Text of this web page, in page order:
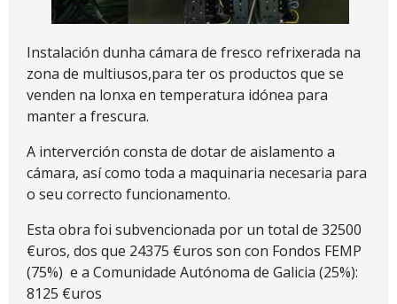
Instalación dunha cámara de fresco refrixerada na
zona de multiusos,para ter os productos que se
venden na lonxa en temperatura idónea para
manter a frescura.
A interverción consta de dotar de aislamento a
cámara, así como toda a maquinaria necesaria para
o seu correcto funcionamento.
Esta obra foi subvencionada por un total de 32500
€uros, dos que 24375 €uros son con Fondos FEMP
(75%) e a Comunidade Autónoma de Galicia (25%):
8125 €uros